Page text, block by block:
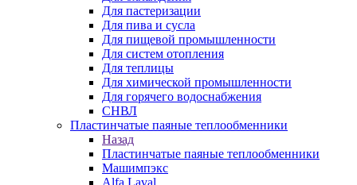
Для пастеризации
Для пива и сусла
Для пищевой промышленности
Для систем отопления
Для теплицы
Для химической промышленности
Для горячего водоснабжения
СНВЛ
Пластинчатые паяные теплообменники
Назад
Пластинчатые паяные теплообменники
Машимпэкс
Alfa Laval